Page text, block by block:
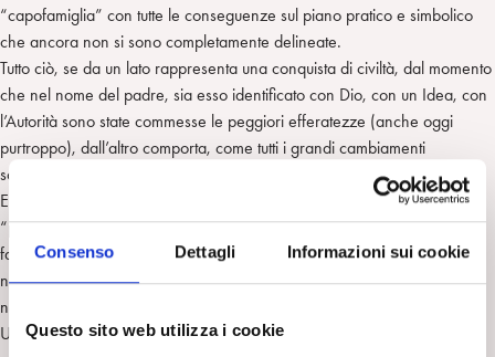
Consenso Dettagli Informazioni sui cookie
Questo sito web utilizza i cookie
“capofamiglia” con tutte le conseguenze sul piano pratico e simbolico
che ancora non si sono completamente delineate.
Tutto ciò, se da un lato rappresenta una conquista di civiltà, dal momento
che nel nome del padre, sia esso identificato con Dio, con un Idea, con
l’Autorità sono state commesse le peggiori efferatezze (anche oggi
purtroppo), dall’altro comporta, come tutti i grandi cambiamenti
socioculturali, confusione, ansia e disorientamento.
E’ significativo che tutti i dittatori si siano sempre fregiati del titolo di
“padre” e fatti ritrarre, sorridenti e benevoli, circondati da un popolo di
facce felici e devote, a sottolineare che la loro autorità era una autorità
naturale, come quella del padre appunto, e non poteva dipendere da
nessuna delega elettiva reversibile.
Un tempo il padre era percepito come rappresentante di un potere che